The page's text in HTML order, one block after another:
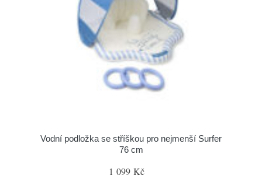
Vodní podložka se stříškou pro nejmenší Surfer
76 cm
1 099 Kč